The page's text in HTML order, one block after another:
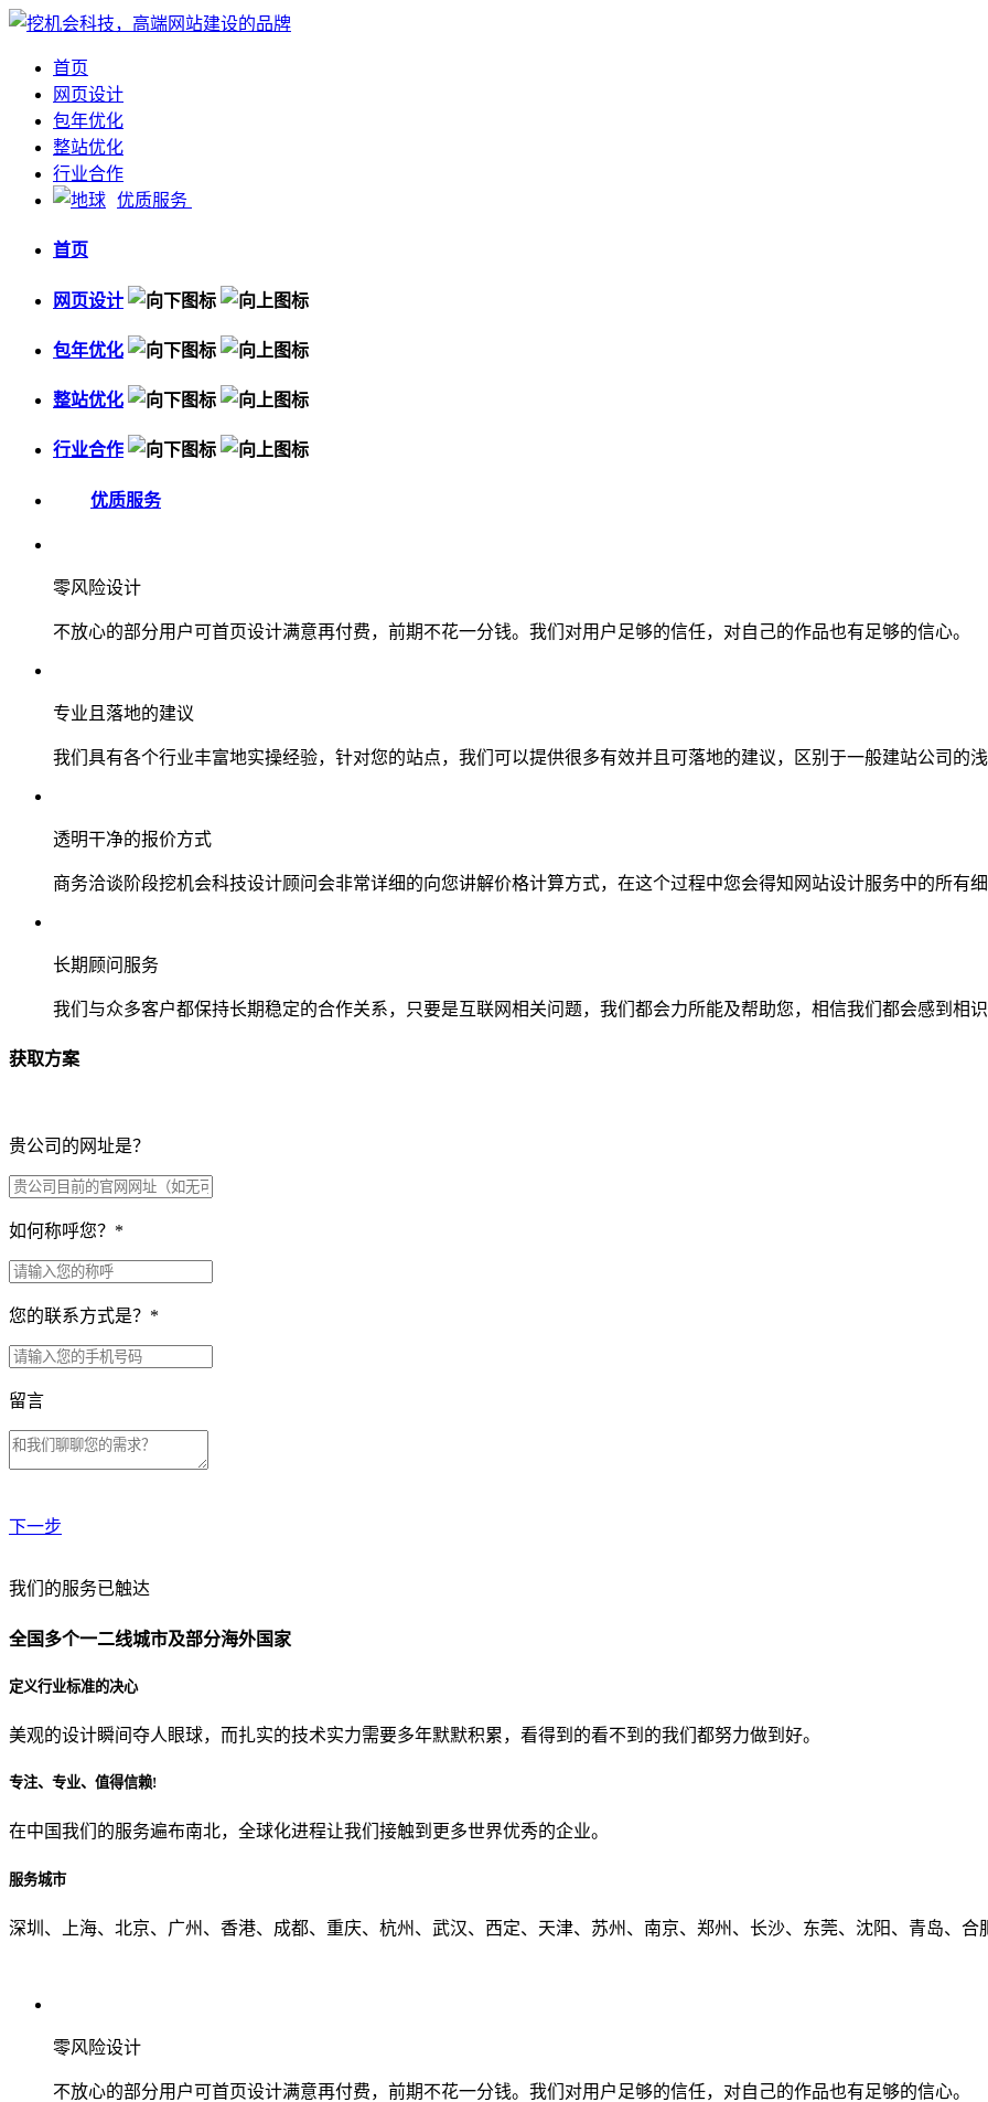
首页
网页设计
包年优化
整站优化
行业合作
优质服务
首页
网页设计
包年优化
整站优化
行业合作
优质服务
零风险设计
不放心的部分用户可首页设计满意再付费，前期不花一分钱。我们对用户足够的信任，对自己的作品也有足够的信心。
专业且落地的建议
我们具有各个行业丰富地实操经验，针对您的站点，我们可以提供很多有效并且可落地的建议，区别于一般建站公司的
透明干净的报价方式
商务洽谈阶段挖机会科技设计顾问会非常详细的向您讲解价格计算方式，在这个过程中您会得知网站设计服务中的所有
长期顾问服务
我们与众多客户都保持长期稳定的合作关系，只要是互联网相关问题，我们都会力所能及帮助您，相信我们都会感到相
获取方案
贵公司的网址是？
如何称呼您？ *
您的联系方式是？ *
留言
下一步
贵公司预算范围是？
贵公司的团队规模是？
从哪里了解到我们？
我们的服务已触达
全国多个一二线城市及部分海外国家
定义行业标准的决心
美观的设计瞬间夺人眼球，而扎实的技术实力需要多年默默积累，看得到的看不到的我们都努力做到好。
专注、专业、值得信赖!
在中国我们的服务遍布南北，全球化进程让我们接触到更多世界优秀的企业。
服务城市
深圳、上海、北京、广州、香港、成都、重庆、杭州、武汉、西定、天津、苏州、南京、郑州、长沙、东莞、沈阳、青岛、合
零风险设计
不放心的部分用户可首页设计满意再付费，前期不花一分钱。我们对用户足够的信任，对自己的作品也有足够的信心。